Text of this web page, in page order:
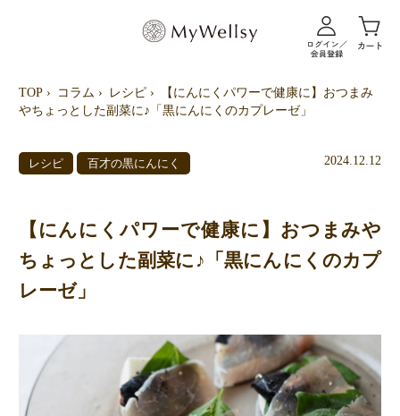
TOP コラム レシピ
【にんにくパワーで健康に】おつまみ
やちょっとした副菜に♪「黒にんにくのカプレーゼ」
レシピ 百才の黒にんにく 2024.12.12
【にんにくパワーで健康に】おつまみや
ちょっとした副菜に♪「黒にんにくのカプ
レーゼ」